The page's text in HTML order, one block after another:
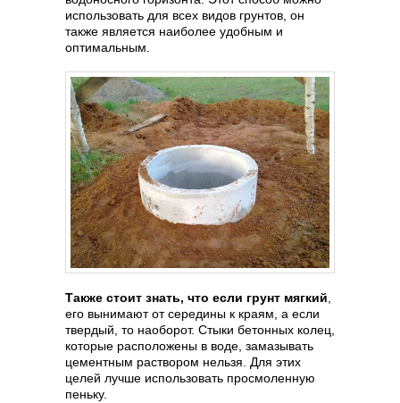
использовать для всех видов грунтов, он
также является наиболее удобным и
оптимальным.
Также стоит знать, что если грунт мягкий
его вынимают от середины к краям, а если
твердый, то наоборот. Стыки бетонных колец,
которые расположены в воде, замазывать
цементным раствором нельзя. Для этих
целей лучше использовать просмоленную
пеньку.